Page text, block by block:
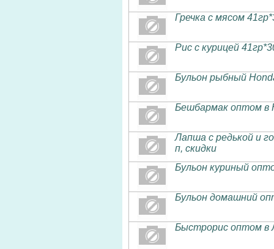
Гречка с мясом
Рис с курицей
Бульон рыбный
Бешбармак оптом в
Лапша с редькой и
п, скидки
Бульон куриный
Бульон домашний
Быстрорис оптом в